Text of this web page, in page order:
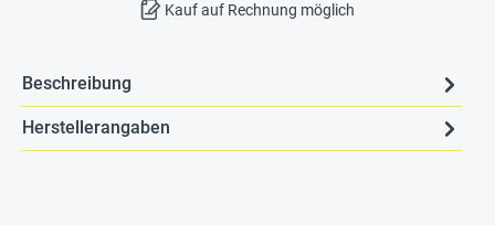
Kauf auf Rechnung möglich
Beschreibung
Herstellerangaben